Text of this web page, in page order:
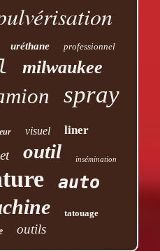
uréthane professionnel
milwaukee
spray
visuel liner
outil insémination
auto
tatouage
outils